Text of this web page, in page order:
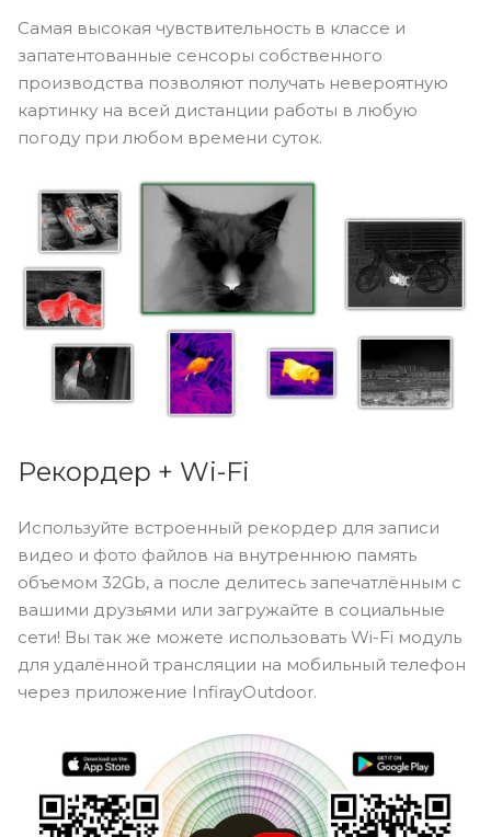
Самая высокая чувствительность в классе и
запатентованные сенсоры собственного
производства позволяют получать невероятную
картинку на всей дистанции работы в любую
погоду при любом времени суток.
Рекордер + Wi-Fi
Используйте встроенный рекордер для записи
видео и фото файлов на внутреннюю память
объемом 32Gb, а после делитесь запечатлённым с
вашими друзьями или загружайте в социальные
сети! Вы так же можете использовать Wi-Fi модуль
для удалённой трансляции на мобильный телефон
через приложение InfirayOutdoor.